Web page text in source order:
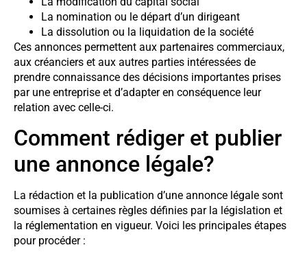
La nomination ou le départ d’un dirigeant
La dissolution ou la liquidation de la société
Ces annonces permettent aux partenaires commerciaux,
aux créanciers et aux autres parties intéressées de
prendre connaissance des décisions importantes prises
par une entreprise et d’adapter en conséquence leur
relation avec celle-ci.
Comment rédiger et publier
une annonce légale?
La rédaction et la publication d’une annonce légale sont
soumises à certaines règles définies par la législation et
la réglementation en vigueur. Voici les principales étapes
pour procéder :